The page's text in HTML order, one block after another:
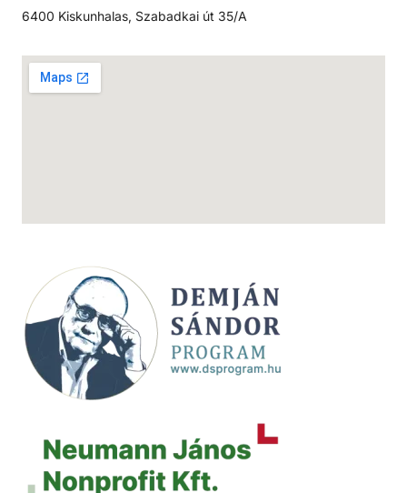
6400 Kiskunhalas, Szabadkai út 35/A